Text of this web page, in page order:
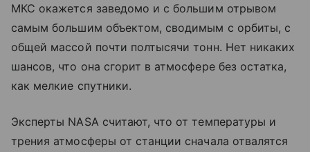
МКС окажется заведомо и с большим отрывом
самым большим объектом, сводимым с орбиты, с
общей массой почти полтысячи тонн. Нет никаких
шансов, что она сгорит в атмосфере без остатка,
как мелкие спутники.
Эксперты NASA считают, что от температуры и
трения атмосферы от станции сначала отвалятся